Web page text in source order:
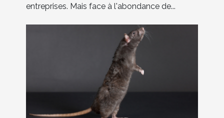
entreprises. Mais face à l'abondance de...